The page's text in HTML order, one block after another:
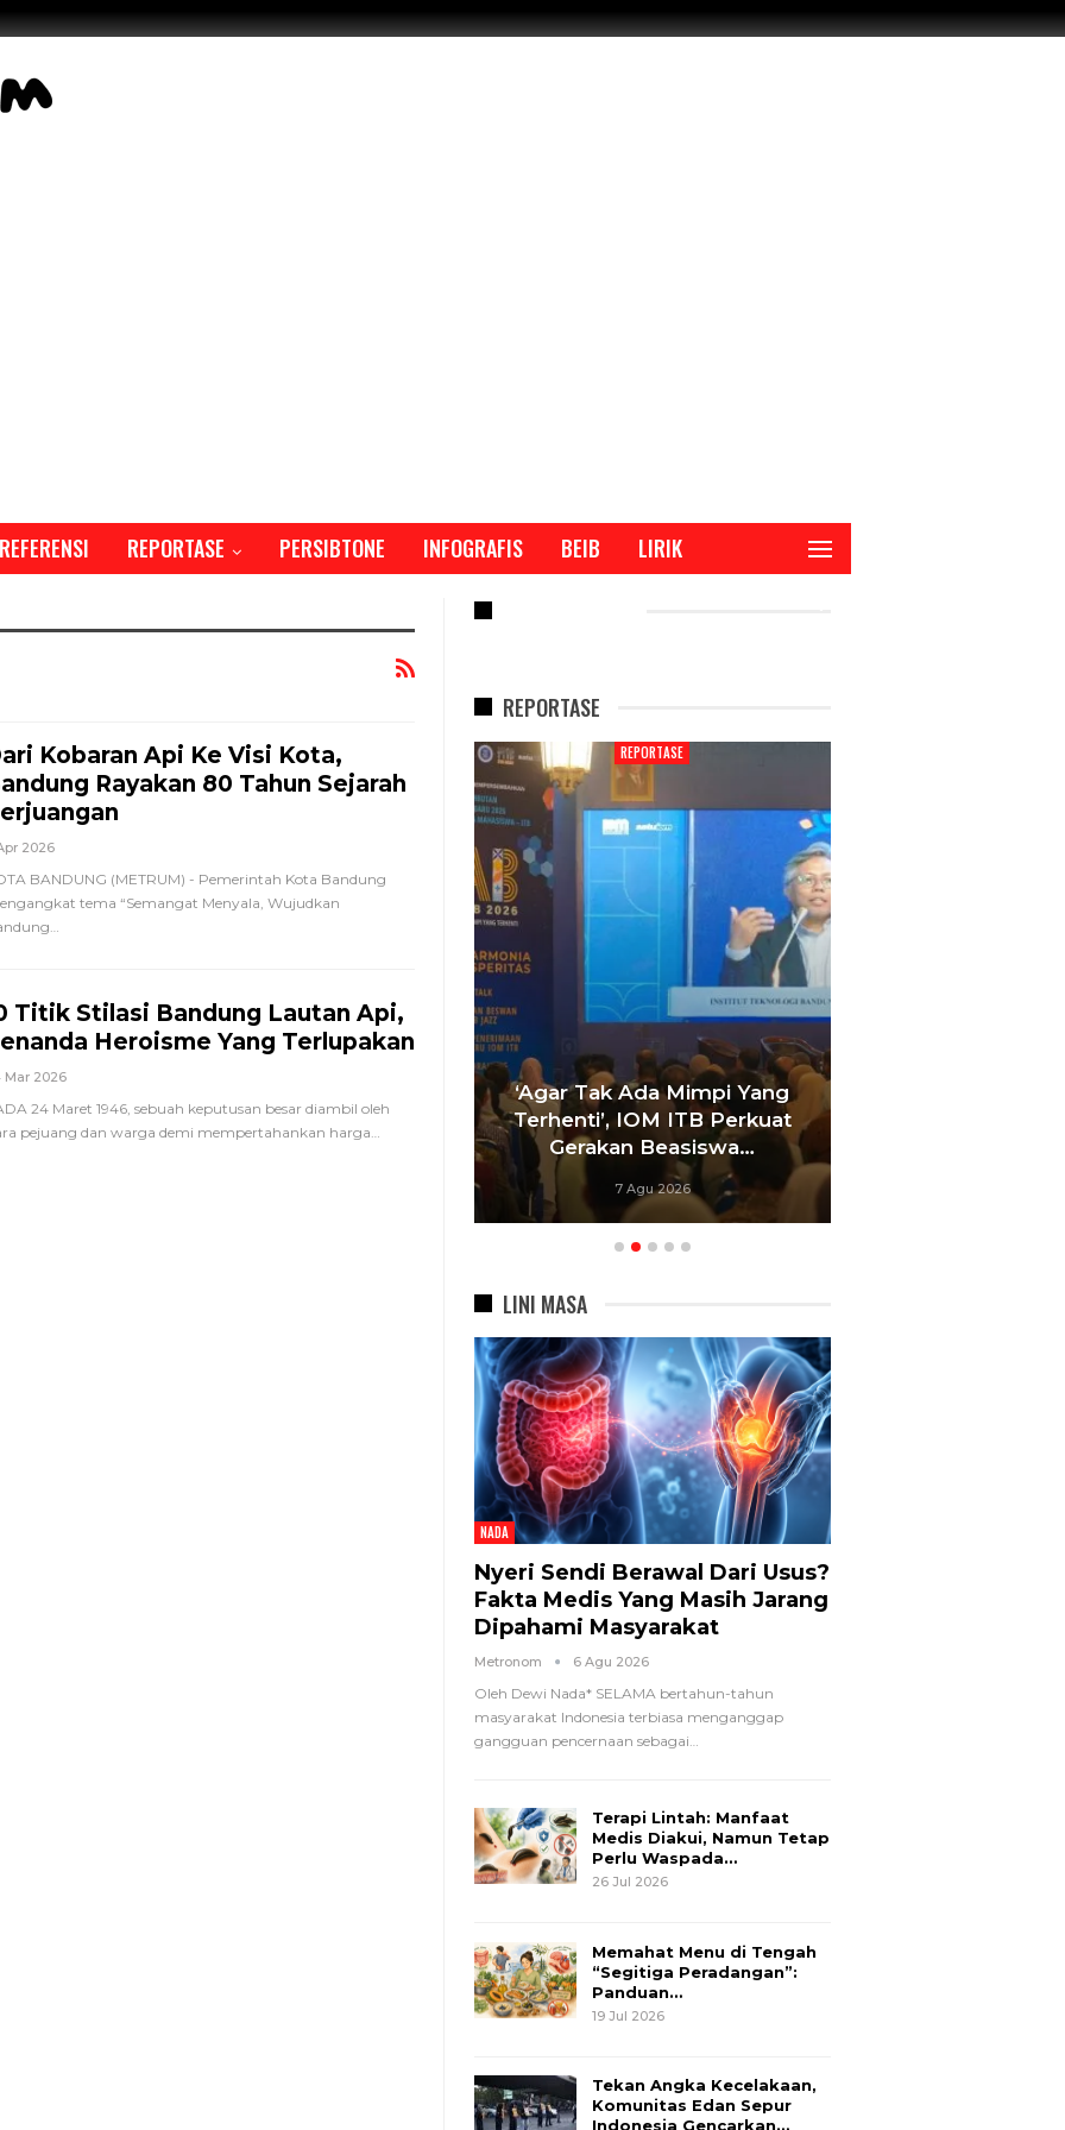
REFERENSI REPORTASE PERSIBTONE INFOGRAFIS BEIB LIRIK
Kobaran Api Ke Visi Kota,
Rayakan 80 Tahun Sejarah
2026
BANDUNG (METRUM) - Pemerintah Kota Bandung
tema “Semangat Menyala, Wujudkan
Titik Stilasi Bandung Lautan Api,
Heroisme Yang Terlupakan
Mar 2026
24 Maret 1946, sebuah keputusan besar diambil oleh
pejuang dan warga demi mempertahankan harga
REPORTASE
REPORTASE
Mewah Dan Memilih Nikah
REPORTASE
‘Agar Tak Ada Mimpi Yang
Terhenti’, IOM ITB Perkuat
Gerakan Beasiswa…
7 Agu 2026
LINI MASA
NADA
Nyeri Sendi Berawal Dari Usus?
Fakta Medis Yang Masih Jarang
Dipahami Masyarakat
Metronom 6 Agu 2026
Oleh Dewi Nada* SELAMA bertahun-tahun
masyarakat Indonesia terbiasa menganggap
gangguan pencernaan sebagai…
Terapi Lintah: Manfaat
Medis Diakui, Namun Tetap
Perlu Waspada…
26 Jul 2026
Memahat Menu di Tengah
“Segitiga Peradangan”:
Panduan…
19 Jul 2026
Tekan Angka Kecelakaan,
Komunitas Edan Sepur
Indonesia Gencarkan…